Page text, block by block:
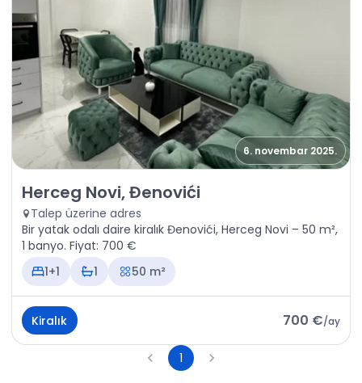
6. novembar 2025.
Kiralık - Daire Herceg Novi, Đenovići
Herceg Novi, Đenovići
Talep üzerine adres
Bir yatak odalı daire kiralık Đenovići, Herceg Novi – 50 m²,
1 banyo. Fiyat: 700 €
1+1
1 50 m²
Kiralık 700 €/ay
1